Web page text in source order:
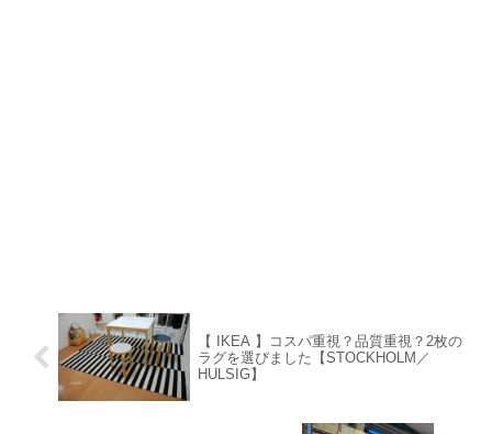
【 IKEA 】コスパ重視？品質重視？2枚の
ラグを選びました【STOCKHOLM／
HULSIG】